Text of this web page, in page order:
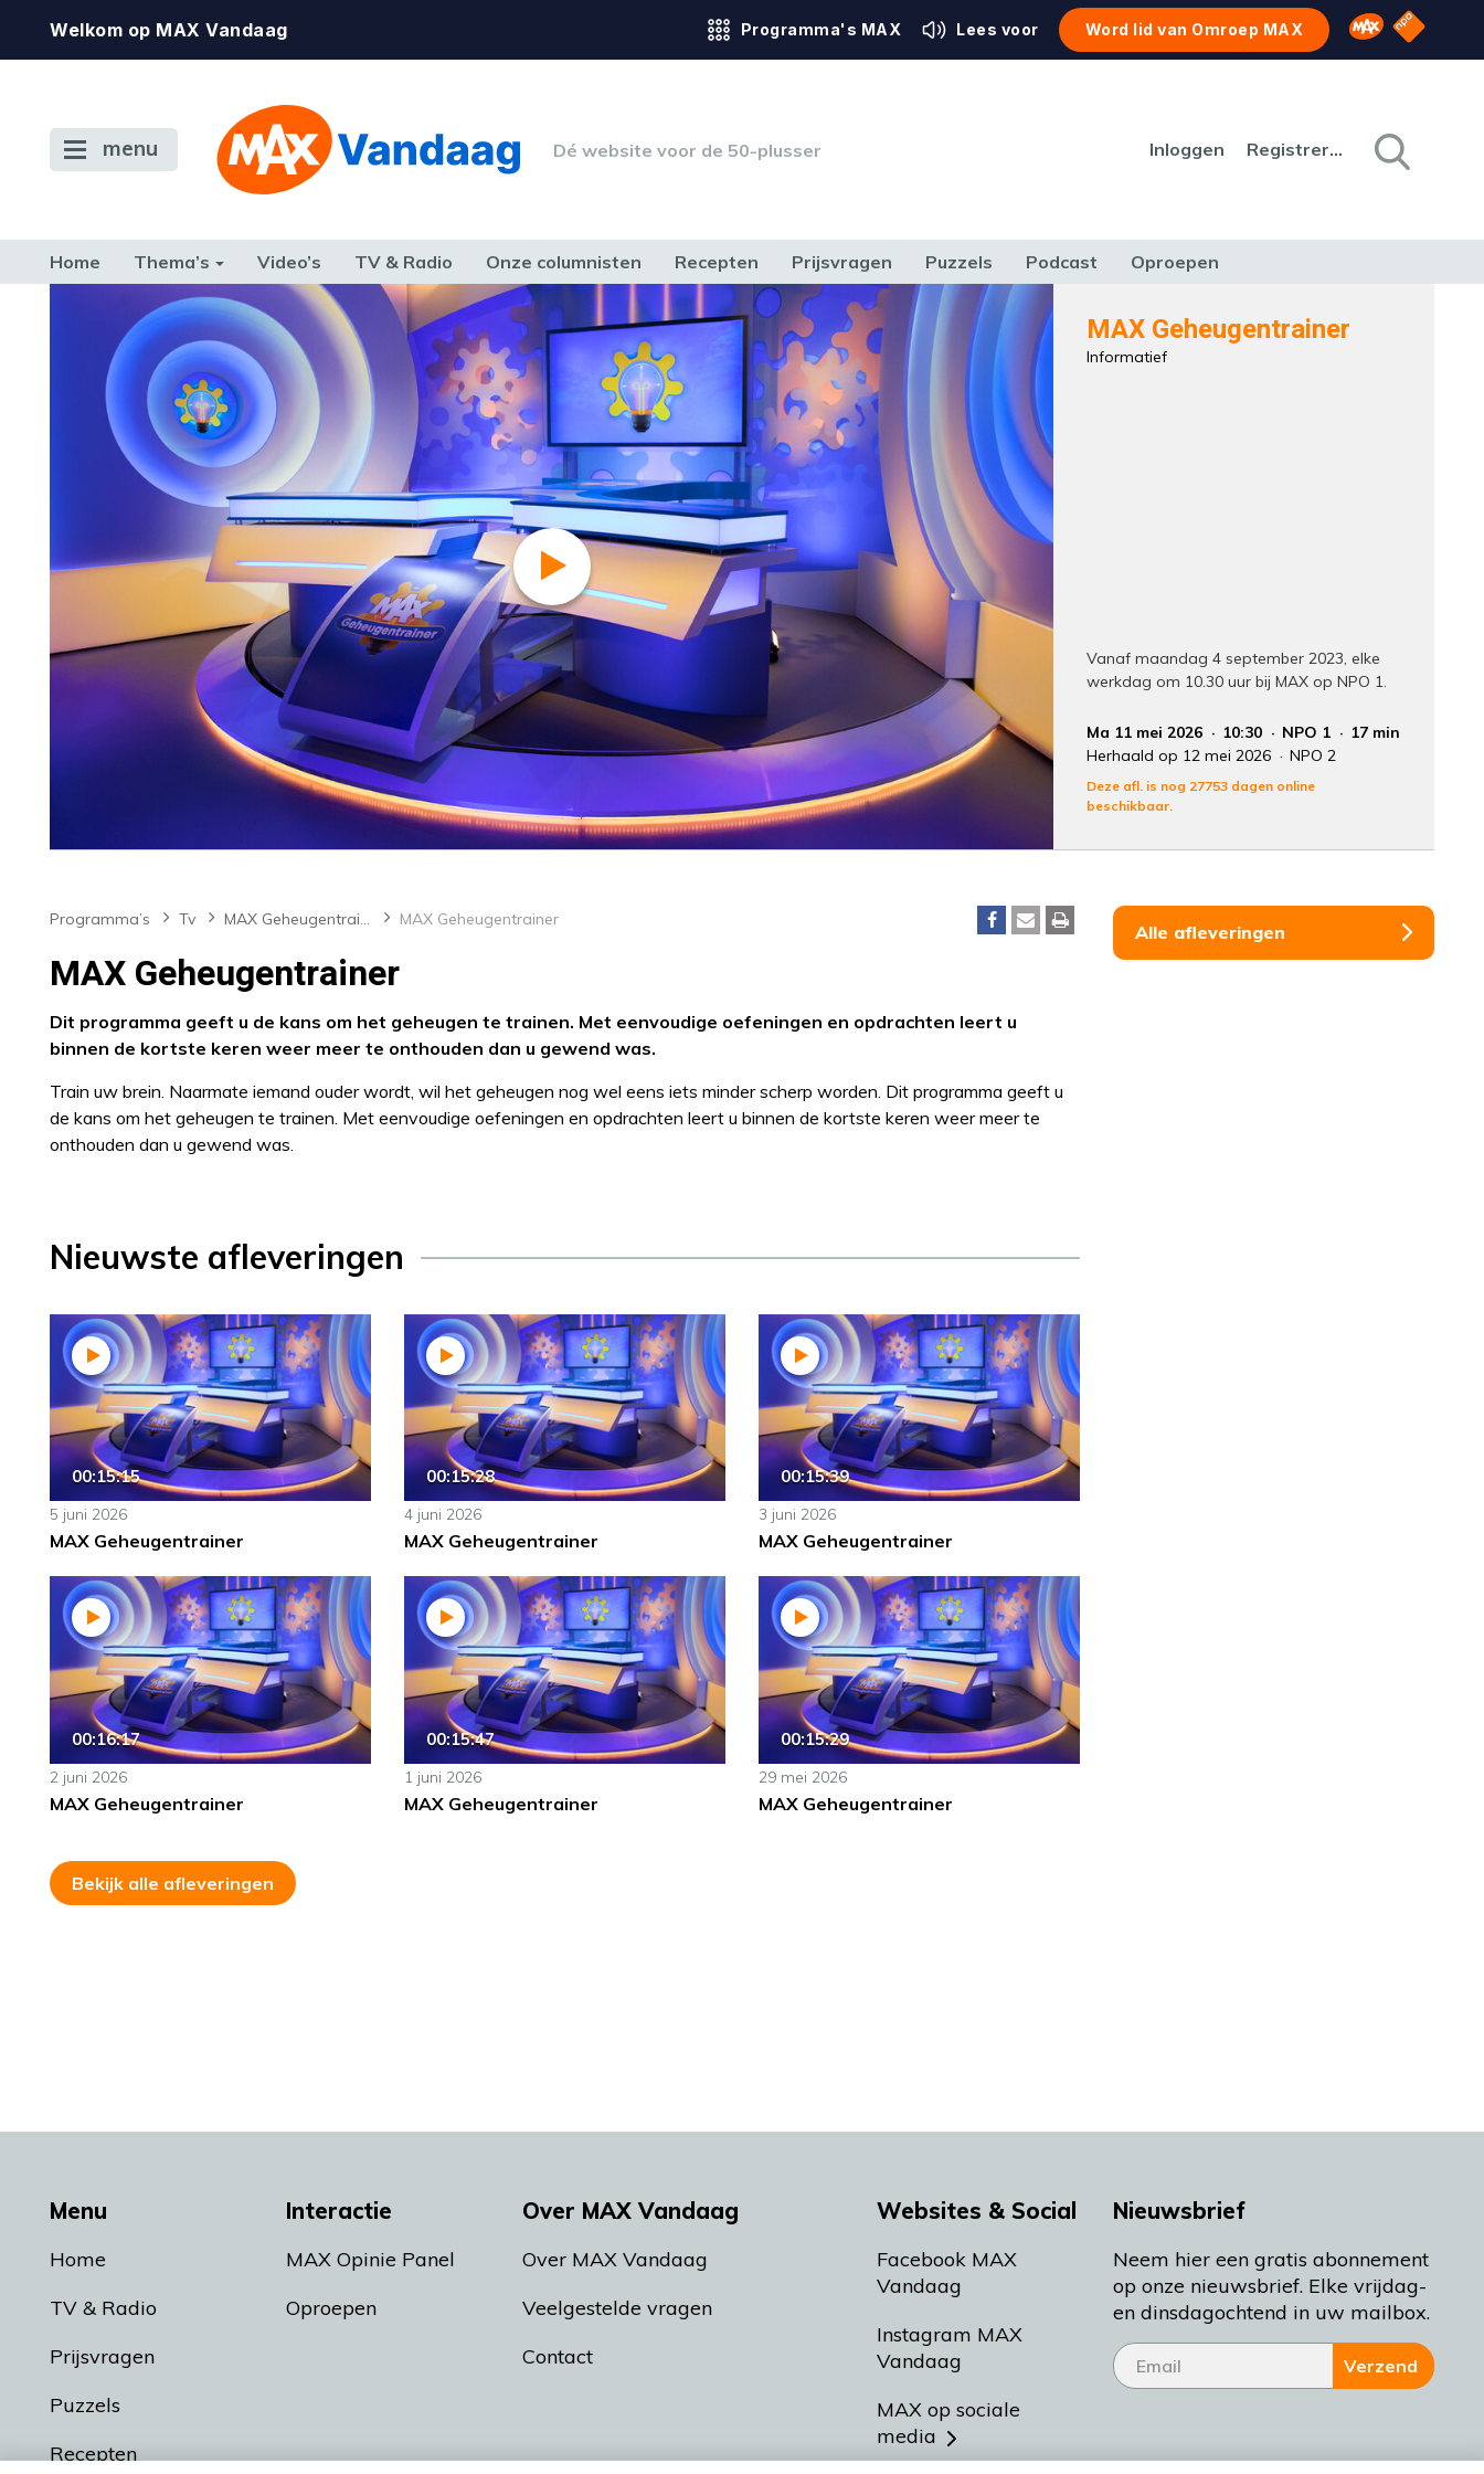
Welkom op MAX Vandaag Programma's MAX Lees voor Word lid van Omroep MAX Omroep MAX
NPO
menu Dé website voor de 50-plusser Inloggen Registreren
Home Thema’s Video’s TV & Radio Onze columnisten Recepten Prijsvragen Puzzels Podcast Oproepen
ETEN & DRINKEN FAMILIE & RELATIE GELD, WERK & RECHT GEZONDHEID & SPORT HUIS, TUIN & HOBBY MEDIA & CULTUUR
TERUG NAAR TOEN MAX Geheugentrainer
Informatief
Vanaf maandag 4 september 2023, elke
werkdag om 10.30 uur bij MAX op NPO 1.
Ma 11 mei 2026 10:30 NPO 1
17 min
Herhaald op 12 mei 2026
NPO 2
Deze afl. is nog 27753 dagen online
beschikbaar.
Programma’s Tv MAX Geheugentrainer MAX Geheugentrainer
MAX Geheugentrainer
Dit programma geeft u de kans om het geheugen te trainen. Met eenvoudige oefeningen en opdrachten leert u
binnen de kortste keren weer meer te onthouden dan u gewend was.
Train uw brein. Naarmate iemand ouder wordt, wil het geheugen nog wel eens iets minder scherp worden. Dit programma geeft u
de kans om het geheugen te trainen. Met eenvoudige oefeningen en opdrachten leert u binnen de kortste keren weer meer te
onthouden dan u gewend was.
Nieuwste afleveringen
00:15:15
5 juni 2026
MAX Geheugentrainer
00:15:28
4 juni 2026
MAX Geheugentrainer
00:15:39
3 juni 2026
MAX Geheugentrainer
00:16:17
2 juni 2026
MAX Geheugentrainer
00:15:47
1 juni 2026
MAX Geheugentrainer
00:15:29
29 mei 2026
MAX Geheugentrainer
Bekijk alle afleveringen
Alle afleveringen
Menu
Home
TV & Radio
Prijsvragen
Puzzels
Recepten
Interactie
MAX Opinie Panel
Oproepen
Over MAX Vandaag
Over MAX Vandaag
Veelgestelde vragen
Contact
Websites & Social
Facebook MAX
Vandaag
Instagram MAX
Vandaag
MAX op sociale
media
Nieuwsbrief
Neem hier een gratis abonnement
op onze nieuwsbrief. Elke vrijdag-
en dinsdagochtend in uw mailbox.
Verzend